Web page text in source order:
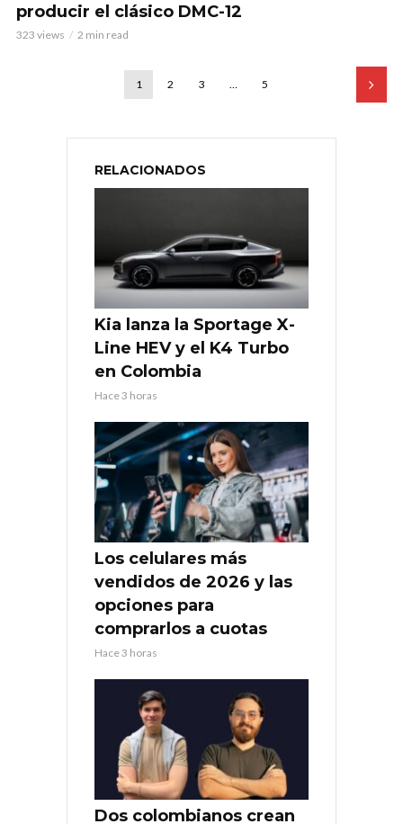
producir el clásico DMC-12
323 views 2 min read
1 2 3 … 5
RELACIONADOS
Kia lanza la Sportage X-
Line HEV y el K4 Turbo
en Colombia
Hace 3 horas
Los celulares más
vendidos de 2026 y las
opciones para
comprarlos a cuotas
Hace 3 horas
Dos colombianos crean